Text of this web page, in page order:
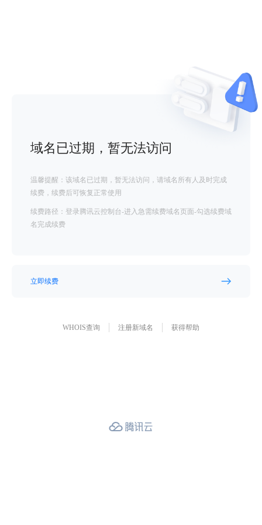
域名已过期，暂无法访问
温馨提醒：该域名已过期，暂无法访问，请域名所有人及时完成
续费，续费后可恢复正常使用
续费路径：登录腾讯云控制台-进入急需续费域名页面-勾选续费域
名完成续费
立即续费
WHOIS查询 注册新域名 获得帮助